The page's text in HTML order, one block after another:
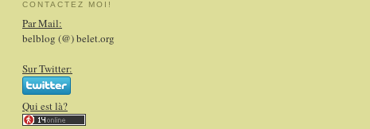
CONTACTEZ MOI!
Par Mail:
belblog (@) belet.org
Sur Twitter:
Qui est là?